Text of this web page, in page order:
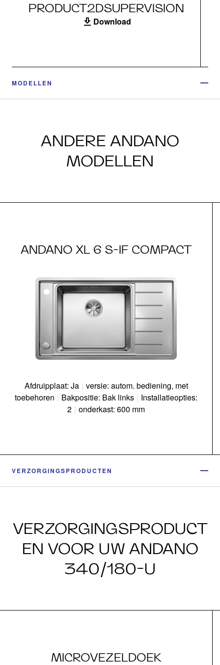
PRODUCT2DSUPERVISION
Download
MODELLEN
ANDERE ANDANO
MODELLEN
ANDANO XL 6 S-IF COMPACT
Afdruipplaat: Ja | versie: autom. bediening, met
toebehoren | Bakpositie: Bak links | Installatieopties:
2 | onderkast: 600 mm
VERZORGINGSPRODUCTEN
VERZORGINGSPRODUCT
EN VOOR UW ANDANO
340/180-U
MICROVEZELDOEK